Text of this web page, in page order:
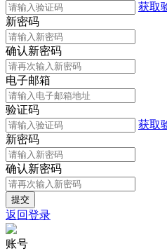
获取
新密码
确认新密码
电子邮箱
验证码
获取
新密码
确认新密码
返回登录
账号